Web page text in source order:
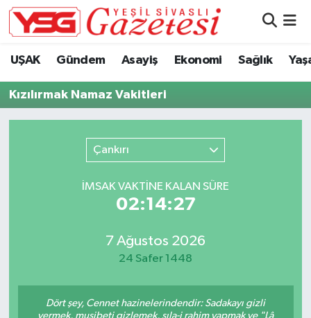
UŞAK Gündem Asayiş Ekonomi Sağlık
Kızılırmak Namaz Vakitleri
Çankırı
İMSAK VAKTİNE KALAN SÜRE
02:14:27
7 Ağustos 2026
24 Safer 1448
Dört şey, Cennet hazinelerindendir: Sadakayı gizli
vermek, musibeti gizlemek, sıla-i rahim yapmak ve "Lâ
Hava Durumu
Namaz Vakitleri
Trafik Durumu
Süper Lig Puan Durumu ve Fikstür
Son Dakika Haberleri
Haber Arşivi